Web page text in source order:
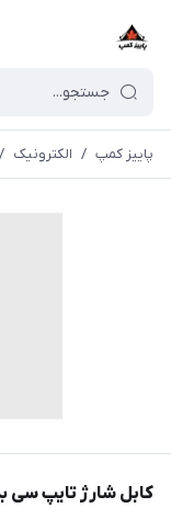
پاییز کمپ / الکترونیک /